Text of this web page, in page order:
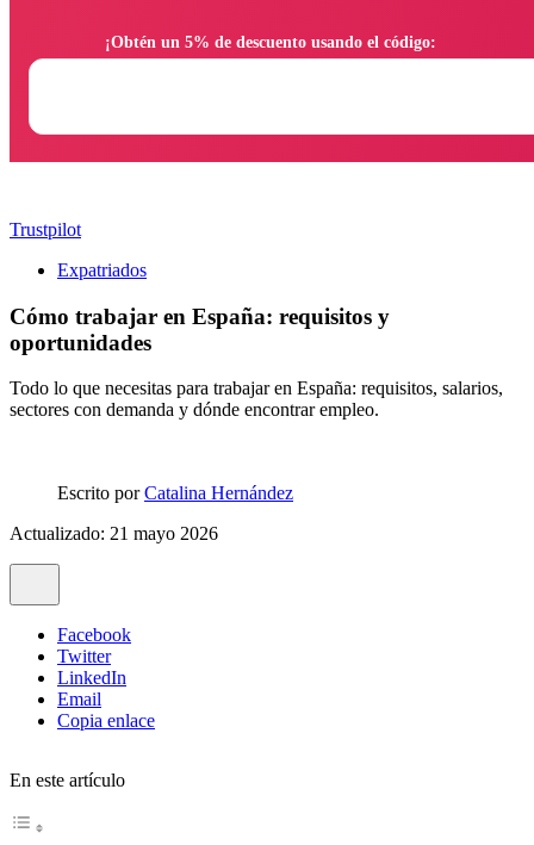
Trustpilot
Expatriados
Cómo trabajar en España: requisitos y
oportunidades
Todo lo que necesitas para trabajar en España: requisitos, salarios,
sectores con demanda y dónde encontrar empleo.
Escrito porCatalina Hernández
Actualizado: 21 mayo 2026
Facebook
Twitter
LinkedIn
Email
Copia enlace
En este artículo